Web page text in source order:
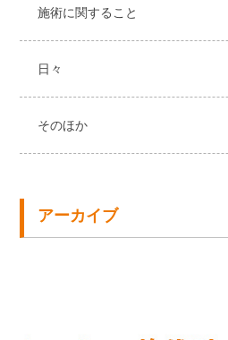
施術に関すること
日々
そのほか
アーカイブ